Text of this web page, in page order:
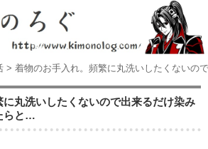
> 着物のお手入れ。頻繁に丸洗いしたくないの
丸洗いしたくないので出来るだけ染み
らと…